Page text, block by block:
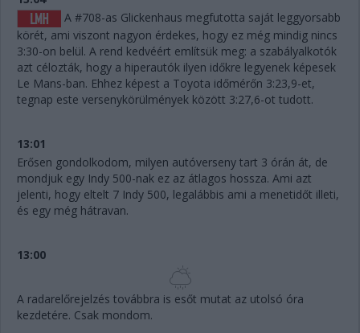
A #708-as Glickenhaus megfutotta saját leggyorsabb
körét, ami viszont nagyon érdekes, hogy ez még mindig nincs
3:30-on belül. A rend kedvéért említsük meg: a szabályalkotók
azt célozták, hogy a hiperautók ilyen időkre legyenek képesek
Le Mans-ban. Ehhez képest a Toyota időmérőn 3:23,9-et,
tegnap este versenykörülmények között 3:27,6-ot tudott.
13:01
Erősen gondolkodom, milyen autóverseny tart 3 órán át, de
mondjuk egy Indy 500-nak ez az átlagos hossza. Ami azt
jelenti, hogy eltelt 7 Indy 500, legalábbis ami a menetidőt illeti,
és egy még hátravan.
13:00
A radarelőrejelzés továbbra is esőt mutat az utolsó óra
kezdetére. Csak mondom.